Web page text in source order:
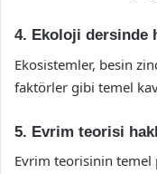
4. Ekoloji dersinde
Ekosistemler, besin
faktörler gibi temel
5. Evrim teorisi
Evrim teorisinin temel